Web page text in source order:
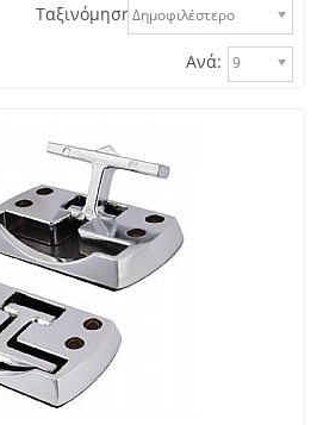
Ταξινόμηση:Δημοφιλέστερο
Ανά: 9